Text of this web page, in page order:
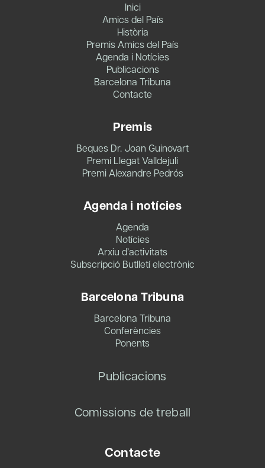
Inici
Amics del País
Història
Premis Amics del País
Agenda i Notícies
Publicacions
Barcelona Tribuna
Contacte
Premis
Beques Dr. Joan Guinovart
Premi Llegat Valldejuli
Premi Alexandre Pedrós
Agenda i notícies
Agenda
Notícies
Arxiu d’activitats
Subscripció Butlletí electrònic
Barcelona Tribuna
Barcelona Tribuna
Conferències
Ponents
Publicacions
Comissions de treball
Contacte